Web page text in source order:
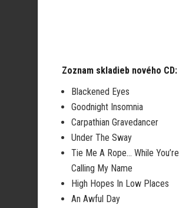
Zoznam skladieb nového CD:
Blackened Eyes
Goodnight Insomnia
Carpathian Gravedancer
Under The Sway
Tie Me A Rope… While You’re
Calling My Name
High Hopes In Low Places
An Awful Day